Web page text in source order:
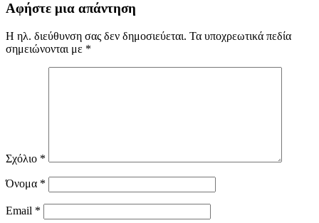
Αφήστε μια απάντηση
Η ηλ. διεύθυνση σας δεν δημοσιεύεται. Τα υποχρεωτικά πεδία
σημειώνονται με *
Σχόλιο *
Όνομα *
Email *